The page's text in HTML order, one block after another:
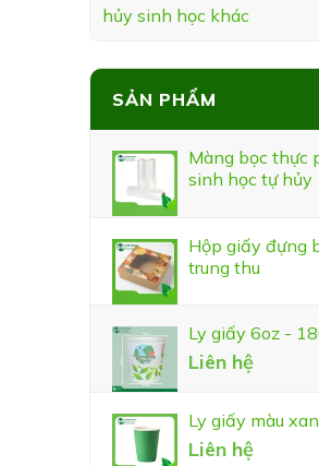
hủy sinh học khác
SẢN PHẨM
Màng bọc thực
sinh học tự hủy
Hộp giấy đựng
trung thu
Ly giấy 6oz -
Liên hệ
Ly giấy màu
Liên hệ